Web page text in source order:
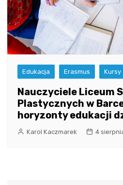
Edukacja Erasmus Kursy
Nauczyciele Liceum
Plastycznych w
horyzonty edukacji
Karol Kaczmarek 4